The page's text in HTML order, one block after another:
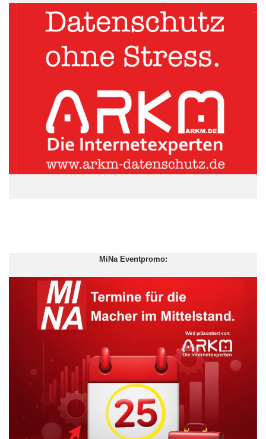
Zusammenarbeit mit den Kolleginnen und Kollegen. Das gilt für
die gesamte Vertriebsorganisation im deutschen Markt, in dem
ich Coface weiterhin fest verankern möchte, als auch für die
internationalen Herausforderungen in einer so bedeutenden
ARKM.marketing
Quelle: ots
Atradius Coface
MiNa Eventpromo: